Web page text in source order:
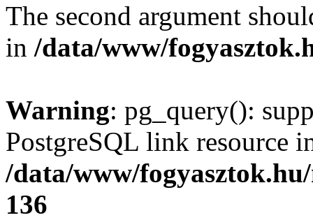
The second argument
in /data/www/
Warning: pg_query():
PostgreSQL link resource
/data/www/
136